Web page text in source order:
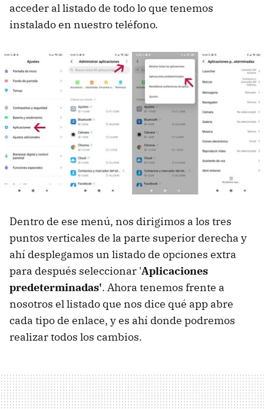
acceder al listado de todo lo que tenemos
instalado en nuestro teléfono.
Dentro de ese menú, nos dirigimos a los tres
puntos verticales de la parte superior derecha y
ahí desplegamos un listado de opciones extra
para después seleccionar 'Aplicaciones
predeterminadas'. Ahora tenemos frente a
nosotros el listado que nos dice qué app abre
cada tipo de enlace, y es ahí donde podremos
realizar todos los cambios.